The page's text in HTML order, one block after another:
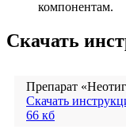
компонентам.
Скачать
Препарат
Скачать
66 кб